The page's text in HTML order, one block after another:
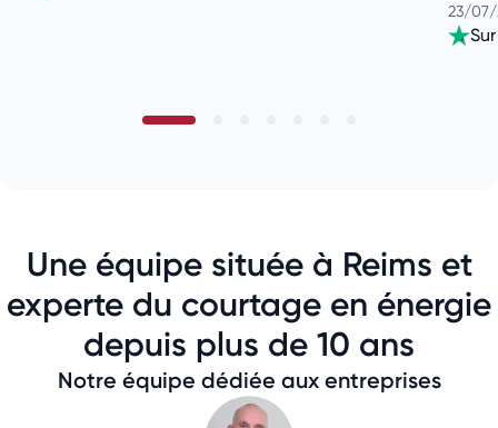
23/
Une équipe située à Reims et
experte du courtage en énergie
depuis plus de 10 ans
Notre équipe dédiée aux entreprises